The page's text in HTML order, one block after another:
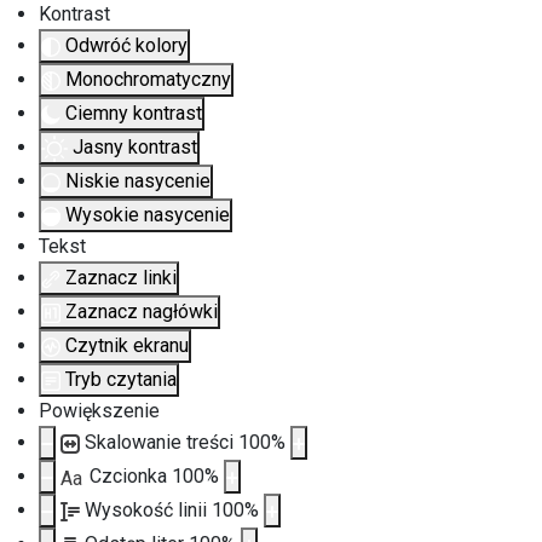
Kontrast
Odwróć kolory
Monochromatyczny
Ciemny kontrast
Jasny kontrast
Niskie nasycenie
Wysokie nasycenie
Tekst
Zaznacz linki
Zaznacz nagłówki
Czytnik ekranu
Tryb czytania
Powiększenie
Skalowanie treści 100%
Aa Czcionka 100%
Wysokość linii 100%